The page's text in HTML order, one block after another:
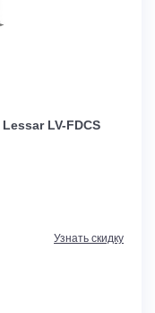
LV-FDCS
Узнать скидку